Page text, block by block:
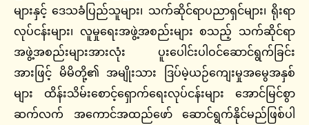
များနှင့် ဒေသခံပြည်သူများ၊ သက်ဆိုင်ရာပညာရှင်များ၊ ရိုးရာ
လုပ်ငန်းများ၊ လူမှုရေးအဖွဲ့အစည်းများ စသည့် သက်ဆိုင်ရာ
အဖွဲ့အစည်းများအားလုံး ပူးပေါင်းပါဝင်ဆောင်ရွက်ခြင်း
အားဖြင့် မိမိတို့၏ အမျိုးသား ဒြပ်မဲ့ယဉ်ကျေးမှုအမွေအနှစ်
များ ထိန်းသိမ်းစောင့်ရှောက်ရေးလုပ်ငန်းများ အောင်မြင်စွာ
ဆက်လက် အကောင်အထည်ဖော် ဆောင်ရွက်နိုင်မည်ဖြစ်ပါ